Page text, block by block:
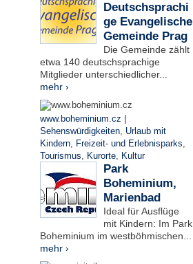
Deutschsprachi
ge Evangelische
Gemeinde Prag
Die Gemeinde zählt
etwa 140 deutschsprachige
Mitglieder unterschiedlicher...
mehr ›
www.boheminium.cz |
Sehenswürdigkeiten, Urlaub mit
Kindern, Freizeit- und Erlebnisparks,
Tourismus, Kurorte, Kultur
Park
Boheminium,
Marienbad
Ideal für Ausflüge
mit Kindern: Im Park
Boheminium im westböhmischen...
mehr ›